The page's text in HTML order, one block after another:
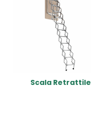
Scala Retrattile